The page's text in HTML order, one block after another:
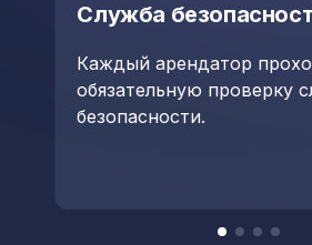
Служба
Каждый арендатор
обязательную проверку
безопасности.
itemitem
itemitem